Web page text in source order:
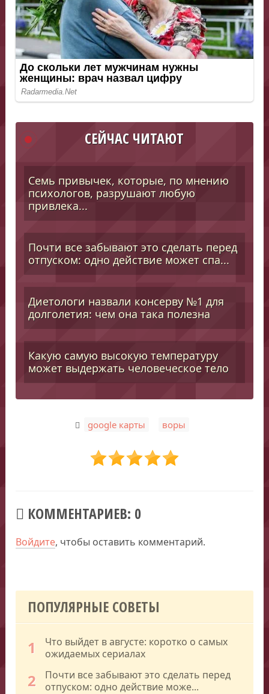
СЕЙЧАС ЧИТАЮТ
Семь привычек, которые, по мнению
психологов, разрушают любую
привлека...
Почти все забывают это сделать перед
отпуском: одно действие может спа...
Диетологи назвали консерву №1 для
долголетия: чем она така полезна
Какую самую высокую температуру
может выдержать человеческое тело
google карты воры
КОММЕНТАРИЕВ: 0
Войдите, чтобы оставить комментарий.
ПОПУЛЯРНЫЕ СОВЕТЫ
1
Что выйдет в августе: коротко о самых
ожидаемых сериалах
2
Почти все забывают это сделать перед
отпуском: одно действие може...